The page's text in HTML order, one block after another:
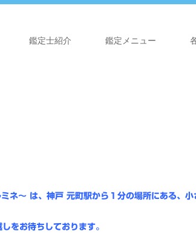
鑑定士紹介 鑑定メニュー
ネ～ は、神戸 元町駅から１分の場所にある、小
をお待ちしております。